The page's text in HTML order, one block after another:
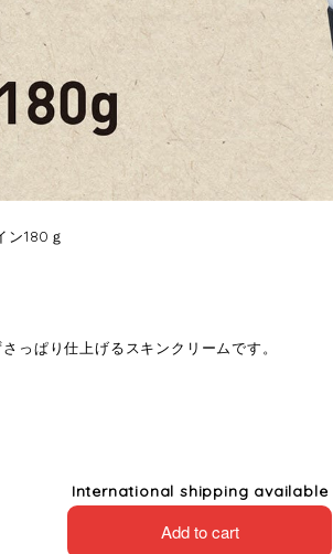
ン180ｇ
っぱり仕上げるスキンクリームです。
International shipping available
Add to cart